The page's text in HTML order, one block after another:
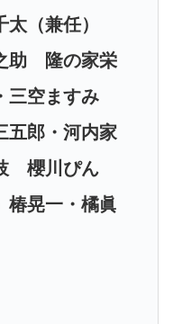
（兼任）
隆の家栄
三空ますみ
郎・河内家
櫻川ぴん
椿晃一・橘眞